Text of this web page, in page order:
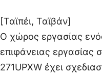
[Ταϊπέι, Ταϊβάν]
Ο χώρος εργασίας
επιφάνειας εργασίας
271UPXW έχει